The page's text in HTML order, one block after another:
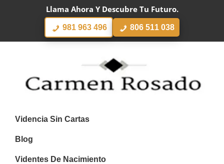
Llama Ahora Y Descubre Tu Futuro.
981 963 496 806 511 038
Videntes
A
Mejores
Expertas
En
Videncia Sin Cartas
Blog
Videntes De Nacimiento